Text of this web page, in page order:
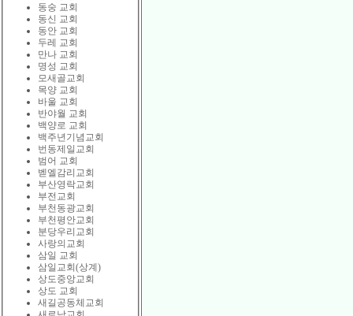
동숭 교회
동신 교회
동안 교회
두레 교회
만나 교회
명성 교회
모새골교회
목양 교회
바울 교회
반야월 교회
백양로 교회
백주년기념교회
번동제일교회
범어 교회
벧엘감리교회
부산영락교회
부전교회
부천동광교회
부천평안교회
분당우리교회
사랑의교회
삼일 교회
삼일교회(상계)
상도중앙교회
상도 교회
새길공동체교회